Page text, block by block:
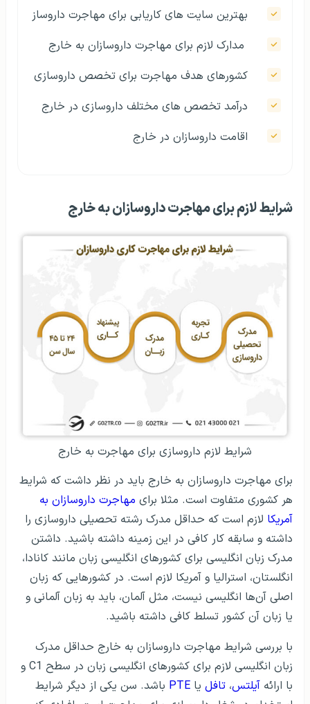
بهترین سایت‌ های کاریابی برای مهاجرت داروساز
مدارک لازم برای مهاجرت داروسازان به خارج
کشورهای هدف مهاجرت برای تخصص داروسازی
درآمد تخصص های مختلف داروسازی در خارج
اقامت داروسازان در خارج
شرایط لازم برای مهاجرت داروسازان به خارج
شرایط لازم داروسازی برای مهاجرت به خارج
برای مهاجرت داروسازان به خارج باید در نظر داشت که شرایط
هر کشوری متفاوت است. مثلا برای مهاجرت داروسازان به
آمریکا لازم است که حداقل مدرک رشته تحصیلی داروسازی را
داشته و سابقه کار کافی در این زمینه داشته باشید. داشتن
مدرک زبان انگلیسی برای کشورهای انگلیسی زبان مانند کانادا،
انگلستان، استرالیا و آمریکا لازم است. در کشورهایی که زبان
اصلی آن‌ها انگلیسی نیست، مثل آلمان، باید به زبان آلمانی و
یا زبان آن کشور تسلط کافی داشته باشید.
با بررسی شرایط مهاجرت داروسازان به خارج حداقل مدرک
زبان انگلیسی لازم برای کشورهای انگلیسی زبان در سطح C1 و
با ارائه آیلتس، تافل یا PTE باشد. سن یکی از دیگر شرایط